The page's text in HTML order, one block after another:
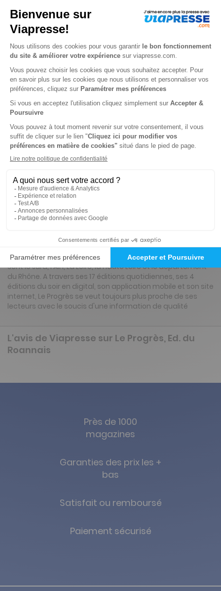
Je choisis un support
Papier
Je choisis une durée
-15%
Abonnement 1 an
364 n° • Papier + Web (offre réservée aux particuliers)
428€32 Tarif Kiosque :503€90
Présentation du magazine Le Progrès, Ed.
le Progrès né en 1859 est diffusé sur 5 départements que
sont le Jura, l'Ain, La Loire, la Haute Loire et le département
du Rhône. A travers ses 17 éditions quotidiennes, ses 4
éditions du soir en digital, son application mobile et son site
internet, Le Progrès se veut toujours plus proche de ses
lecteurs avec le soucis d'une information de qualité
L'avis de Viapresse sur Le Progrès, Ed. du
Roannais
Près de 1000
magazines
Garanties des prix les +
bas
Satisfait ou remboursé
Paiement sécurisé